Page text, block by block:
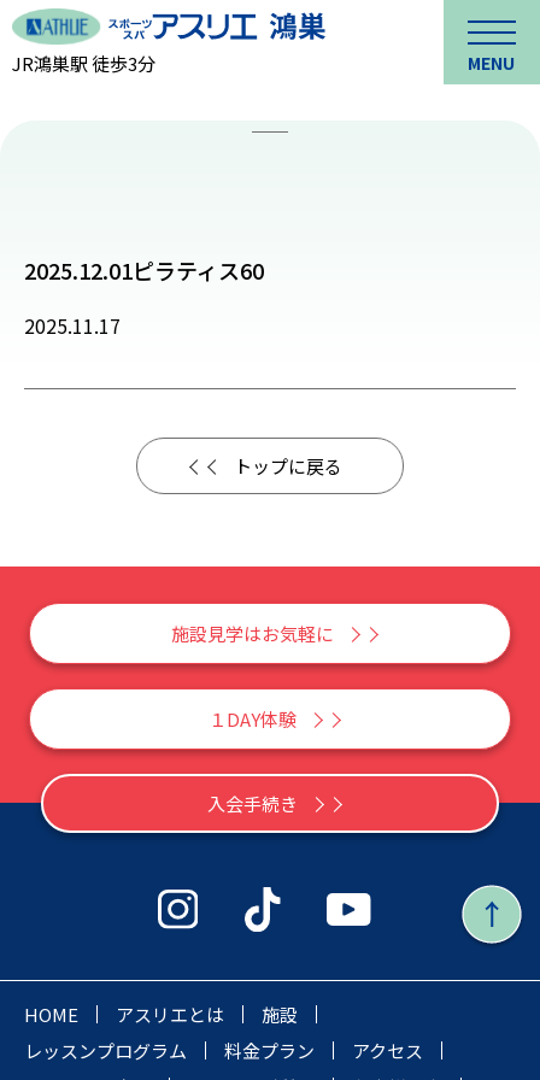
JR鴻巣駅 徒歩3分 MENU
2025.12.01ピラティス60
2025.11.17
トップに戻る
施設見学はお気軽に
１DAY体験
入会手続き
HOME アスリエとは
施設
レッスンプログラム
料金プラン
アクセス